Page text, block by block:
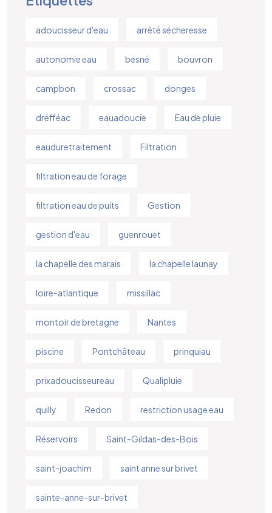
adoucisseur d'eau arrêté sécheresse
autonomie eau besné bouvron
campbon crossac donges
dréfféac eauadoucie Eau de pluie
eauduretraitement Filtration
filtration eau de forage
filtration eau de puits Gestion
gestion d'eau guenrouet
la chapelle des marais la chapelle launay
loire-atlantique missillac
montoir de bretagne Nantes
piscine Pontchâteau prinquiau
prixadoucisseureau Qualipluie
quilly Redon restriction usage eau
Réservoirs Saint-Gildas-des-Bois
saint-joachim saint anne sur brivet
sainte-anne-sur-brivet